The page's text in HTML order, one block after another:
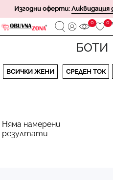
Изгодни оферти: Ликвидация
0 0
БОТИ
ВСИЧКИ ЖЕНИ СРЕДЕН ТОК
Няма намерени
резултати